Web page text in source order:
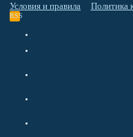
Условия и правила Политика
RSS